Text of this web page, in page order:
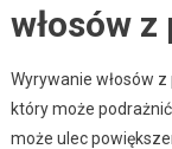
włosów
Wyrywanie włosów
który może podrażnić
może ulec